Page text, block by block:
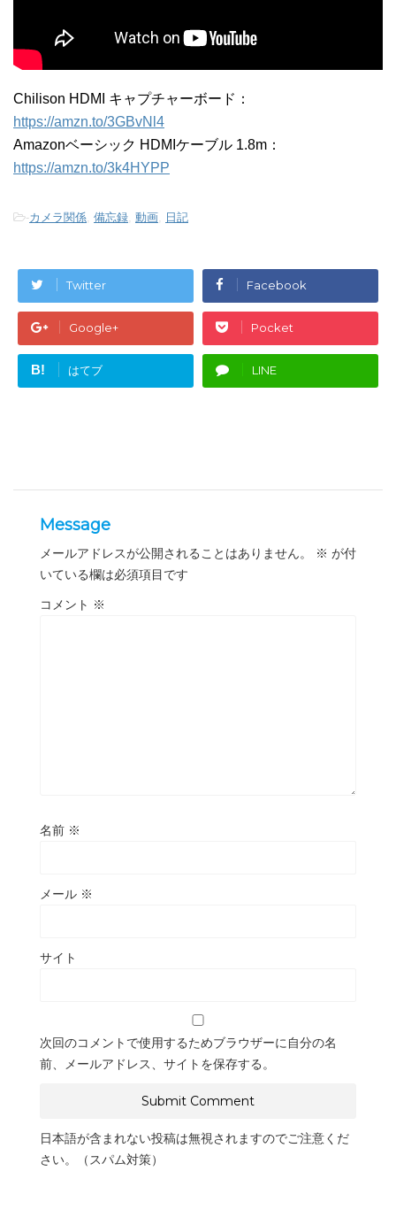
Chilison HDMI キャプチャーボード：
https://amzn.to/3GBvNl4
Amazonベーシック HDMIケーブル 1.8m：
https://amzn.to/3k4HYPP
-カメラ関係 備忘録 動画 日記
Twitter Facebook
Google+ Pocket
B! はてブ LINE
Message
メールアドレスが公開されることはありません。 ※ が付
いている欄は必須項目です
コメント ※
名前 ※
メール ※
サイト
次回のコメントで使用するためブラウザーに自分の名
前、メールアドレス、サイトを保存する。
日本語が含まれない投稿は無視されますのでご注意くだ
さい。（スパム対策）